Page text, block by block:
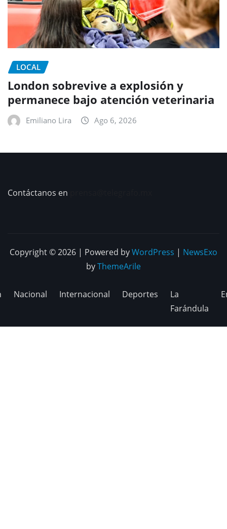
LOCAL
London sobrevive a explosión y
permanece bajo atención veterinaria
Emiliano Lira Ago 6, 2026
Contáctanos en
Copyright © 2026 | Powered byWordPress | NewsExo
byThemeArile
Nacional Internacional Deportes
La
Farándula